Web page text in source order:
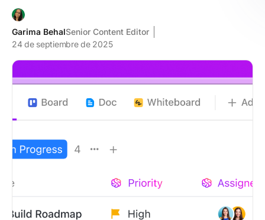
Garima BehalSenior Content Editor
24 de septiembre de 2025